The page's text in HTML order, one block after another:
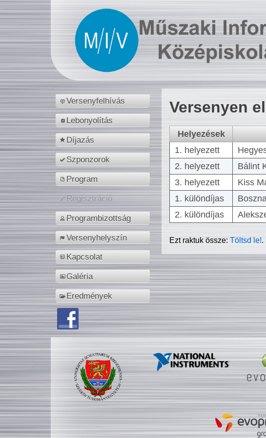
Versenyfelhívás
Lebonyolítás
Díjazás
Szponzorok
Program
Regisztráció
Programbizottság
Versenyhelyszín
Kapcsolat
Galéria
Eredmények
Versenyen
Helyezések
1. helyezett
2. helyezett
Bálint
3. helyezett
Kiss
1. különdíjas
2. különdíjas
Ezt raktuk össze:Töltsd le!.